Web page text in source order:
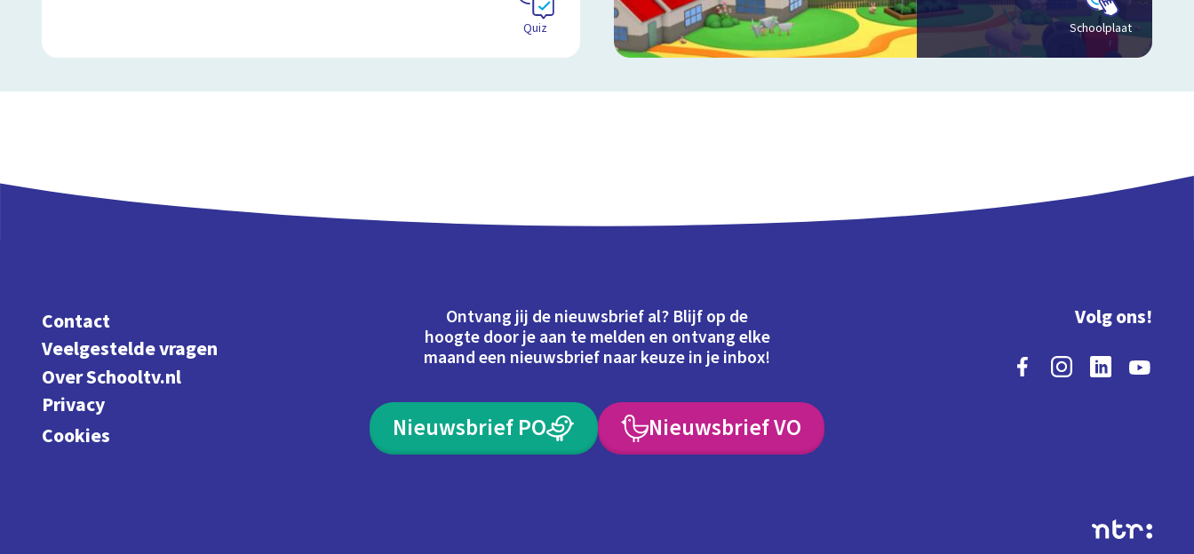
Quiz Schoolplaat
Contact
Veelgestelde vragen
Over Schooltv.nl
Privacy
Cookies
Ontvang jij de nieuwsbrief al? Blijf op de
hoogte door je aan te melden en ontvang elke
maand een nieuwsbrief naar keuze in je inbox!
Nieuwsbrief PO Nieuwsbrief VO
Volg ons!